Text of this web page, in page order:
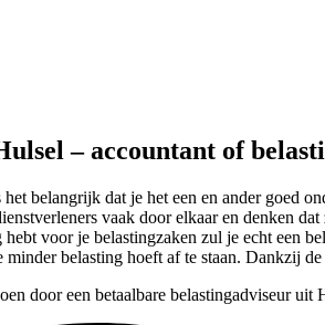
– accountant of
belangrijk dat je het een en ander goed
vaak door elkaar en denken
voor je belastingzaken zul je echt een
belasting hoeft af te staan. Dankzij
door een betaalbare belastingadviseur uit